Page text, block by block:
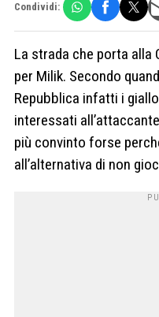
Condividi:
La strada che porta alla
per Milik. Secondo
Repubblica infatti i
interessati
più convinto forse
all’alternativa di non